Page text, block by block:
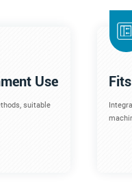
Use
suitable